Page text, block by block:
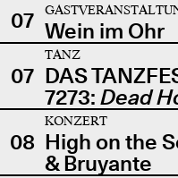
07 Wein im Ohr
07
TANZ
DAS
7273: Dead
08
KONZERT
High on the
& Bruyante